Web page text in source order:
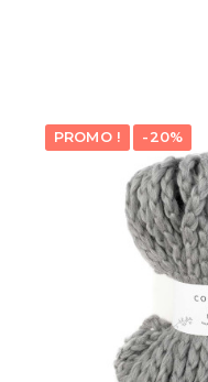
PROMO ! -20%